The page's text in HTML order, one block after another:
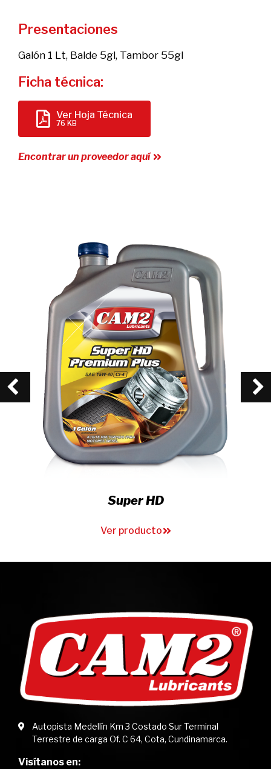
Presentaciones
Galón 1 Lt, Balde 5gl, Tambor 55gl
Ficha técnica:
Ver Hoja Técnica
76 KB
Encontrar un proveedor aquí
Marine Premium TC-W3
Ver producto
Autopista Medellín Km 3 Costado Sur Terminal
Terrestre de carga Of. C 64, Cota, Cundinamarca.
Visítanos en: